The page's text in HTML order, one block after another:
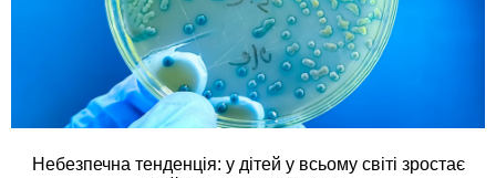
Небезпечна тенденція: у дітей у всьому світі зростає